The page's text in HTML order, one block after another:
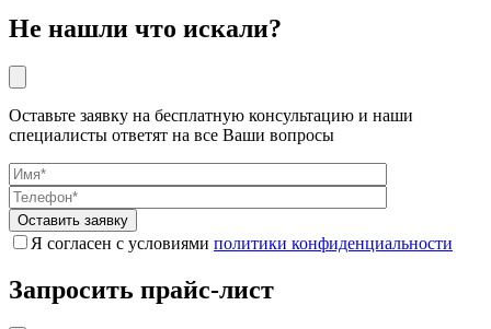
Не нашли что искали?
Оставьте заявку на бесплатную консультацию и наши
специалисты ответят на все Ваши вопросы
Я согласен с условиями политики конфиденциальности
Запросить прайс-лист